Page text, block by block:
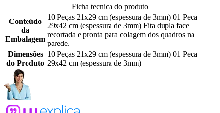
Ficha tecnica do produto
Conteúdo
da
Embalagem
10 Peças 21x29 cm (espessura de 3mm) 01 Peça
29x42 cm (espessura de 3mm) Fita dupla face
recortada e pronta para colagem dos quadros na
parede.
Dimensões
do Produto
10 Peças 21x29 cm (espessura de 3mm) 01 Peça
29x42 cm (espessura de 3mm)